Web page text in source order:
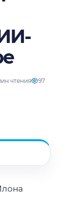
чтения 97